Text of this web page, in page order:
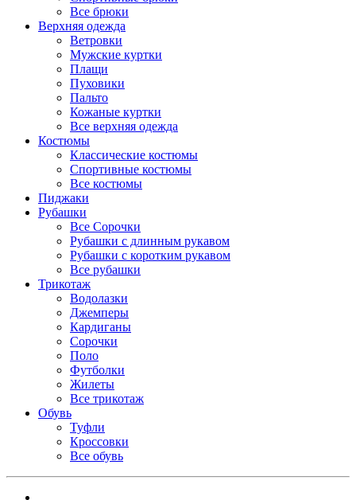
Все брюки
Верхняя одежда
Ветровки
Мужские куртки
Плащи
Пуховики
Пальто
Кожаные куртки
Все верхняя одежда
Костюмы
Классические костюмы
Спортивные костюмы
Все костюмы
Пиджаки
Рубашки
Все Сорочки
Рубашки с длинным рукавом
Рубашки с коротким рукавом
Все рубашки
Трикотаж
Водолазки
Джемперы
Кардиганы
Сорочки
Поло
Футболки
Жилеты
Все трикотаж
Обувь
Туфли
Кроссовки
Все обувь